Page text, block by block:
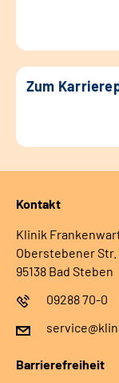
Zum
Kontakt
Klinik
Oberstebener Str.
95138 Bad Steben
09288 70-0
Barrierefreiheit